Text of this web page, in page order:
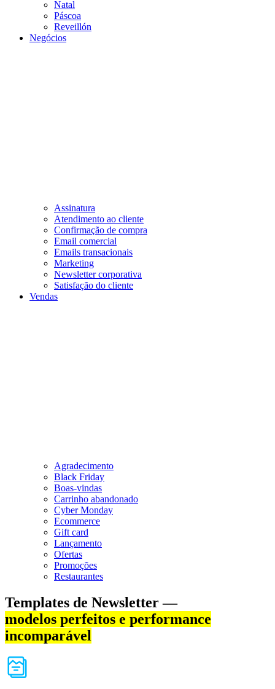
Natal
Páscoa
Reveillón
Negócios
Assinatura
Atendimento ao cliente
Confirmação de compra
Email comercial
Emails transacionais
Marketing
Newsletter corporativa
Satisfação do cliente
Vendas
Agradecimento
Black Friday
Boas-vindas
Carrinho abandonado
Cyber Monday
Ecommerce
Gift card
Lançamento
Ofertas
Promoções
Restaurantes
Templates de Newsletter —
modelos perfeitos e performance
incomparável